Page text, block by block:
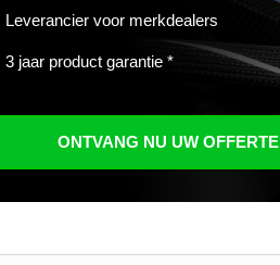
Leverancier voor merkdealers
3 jaar product garantie *
ONTVANG NU UW OFFERTE